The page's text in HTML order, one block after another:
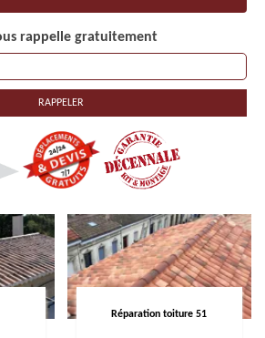
rappelle gratuitement
Réparation toiture 51